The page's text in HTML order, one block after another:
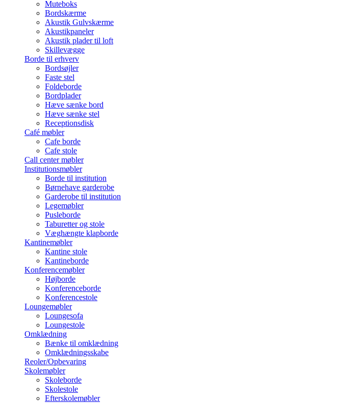
Muteboks
Bordskærme
Akustik Gulvskærme
Akustikpaneler
Akustik plader til loft
Skillevægge
Borde til erhverv
Bordsøjler
Faste stel
Foldeborde
Bordplader
Hæve sænke bord
Hæve sænke stel
Receptionsdisk
Café møbler
Cafe borde
Cafe stole
Call center møbler
Institutionsmøbler
Borde til institution
Børnehave garderobe
Garderobe til institution
Legemøbler
Pusleborde
Taburetter og stole
Væghængte klapborde
Kantinemøbler
Kantine stole
Kantineborde
Konferencemøbler
Højborde
Konferenceborde
Konferencestole
Loungemøbler
Loungesofa
Loungestole
Omklædning
Bænke til omklædning
Omklædningsskabe
Reoler/Opbevaring
Skolemøbler
Skoleborde
Skolestole
Efterskolemøbler